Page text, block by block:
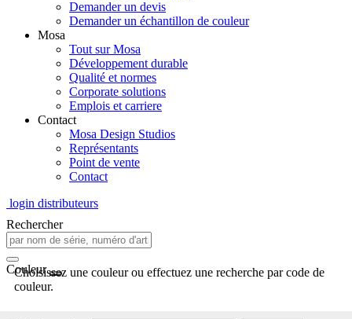
Demander un devis
Demander un échantillon de couleur
Mosa
Tout sur Mosa
Développement durable
Qualité et normes
Corporate solutions
Emplois et carriere
Contact
Mosa Design Studios
Représentants
Point de vente
Contact
login distributeurs
Rechercher
Couleur
Choisissez une couleur ou effectuez une recherche par code de
couleur.